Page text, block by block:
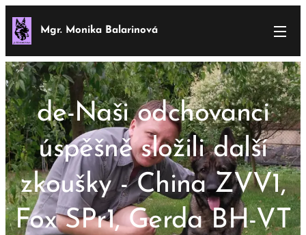
Mgr. Monika Balarinová
de-Naši odchovanci
úspěšně složili další
zkoušky - China ZVV1,
Fox SPr1, Gerda BH-VT